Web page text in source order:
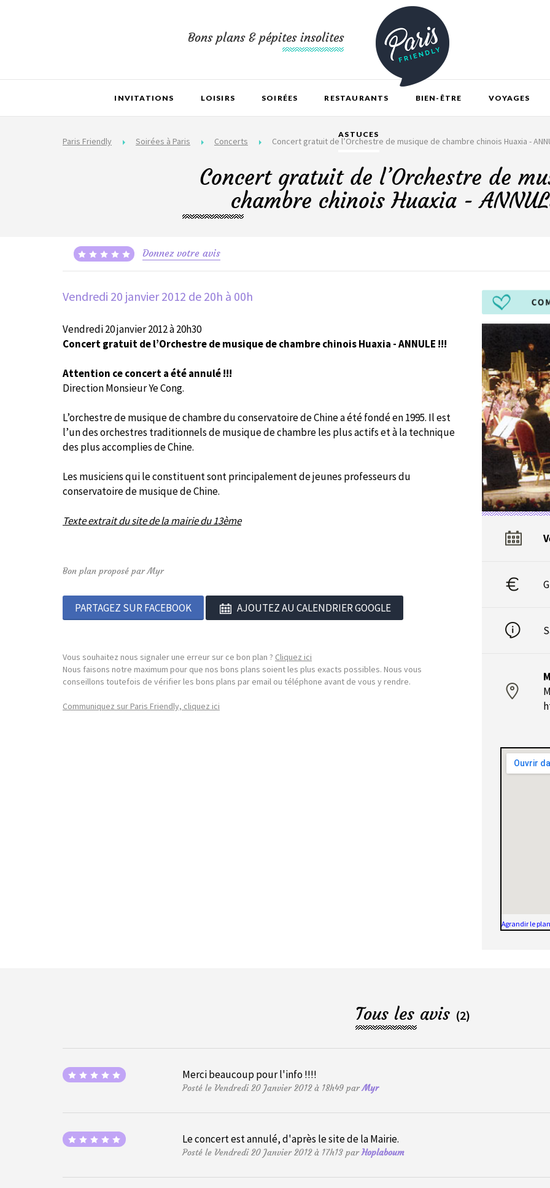
Bons plans & pépites insolites
INVITATIONS LOISIRS SOIRÉES RESTAURANTS BIEN-ÊTRE VOYAGES
ASTUCES
Paris Friendly Soirées à Paris Concerts Concert gratuit de l’Orchestre de musique de chambre chinois Huaxia -
Concert gratuit de l’Orchestre de
chambre chinois Huaxia -
Donnez votre avis
Vendredi 20 janvier 2012 de 20h à 00h
Vendredi 20 janvier 2012 à 20h30
Concert gratuit de l’Orchestre de musique de chambre chinois Huaxia - ANNULE !!!
Attention ce concert a été annulé !!!
Direction Monsieur Ye Cong.
L’orchestre de musique de chambre du conservatoire de Chine a été fondé en 1995. Il est
l’un des orchestres traditionnels de musique de chambre les plus actifs et à la technique
des plus accomplies de Chine.
Les musiciens qui le constituent sont principalement de jeunes professeurs du
conservatoire de musique de Chine.
Texte extrait du site de la mairie du 13ème
Bon plan proposé par Myr
PARTAGEZ SUR FACEBOOK AJOUTEZ AU CALENDRIER GOOGLE
Vous souhaitez nous signaler une erreur sur ce bon plan ? Cliquez ici
Nous faisons notre maximum pour que nos bons plans soient les plus exacts possibles. Nous vous
conseillons toutefois de vérifier les bons plans par email ou téléphone avant de vous y rendre.
Communiquez sur Paris Friendly, cliquez ici
Agrandir le plan
Tous les avis (2)
Merci beaucoup pour l'info !!!!
Posté le Vendredi 20 Janvier 2012 à 18h49 parMyr
Le concert est annulé, d'après le site de la Mairie.
Posté le Vendredi 20 Janvier 2012 à 17h13 parHoplaboum